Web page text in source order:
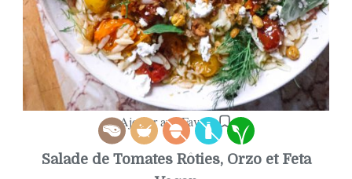
Ajouter aux Favoris
Salade de Tomates Rôties, Orzo et Feta